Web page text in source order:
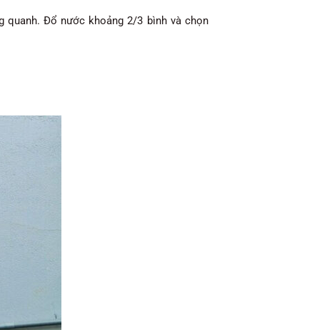
quanh. Đổ nước khoảng 2/3 bình và chọn